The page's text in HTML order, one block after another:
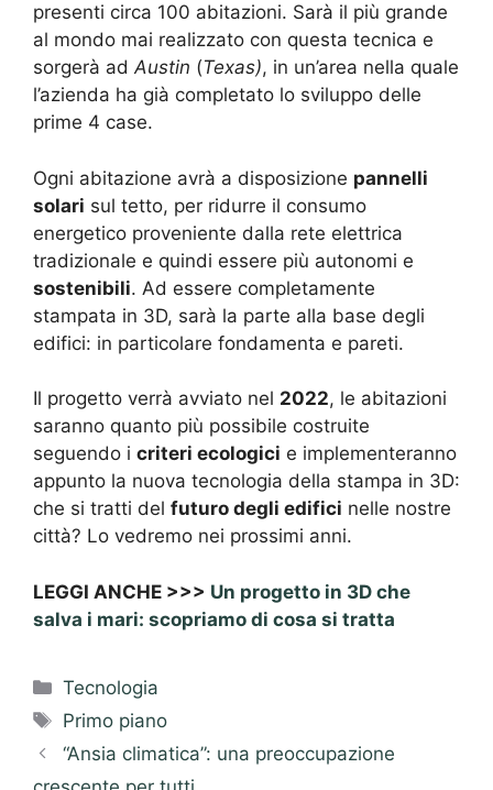
presenti circa 100 abitazioni. Sarà il più grande
al mondo mai realizzato con questa tecnica e
sorgerà adAustin (Texas), in un’area nella quale
l’azienda ha già completato lo sviluppo delle
prime 4 case.
Ogni abitazione avrà a disposizione pannelli
solari sul tetto, per ridurre il consumo
energetico proveniente dalla rete elettrica
tradizionale e quindi essere più autonomi e
sostenibili. Ad essere completamente
stampata in 3D, sarà la parte alla base degli
edifici: in particolare fondamenta e pareti.
Il progetto verrà avviato nel 2022, le abitazioni
saranno quanto più possibile costruite
seguendo i criteri ecologici e implementeranno
appunto la nuova tecnologia della stampa in 3D:
che si tratti del futuro degli edifici nelle nostre
città? Lo vedremo nei prossimi anni.
LEGGI ANCHE >>> Un progetto in 3D che
salva i mari: scopriamo di cosa si tratta
Categorie
Tecnologia
Tag
Primo piano
“Ansia climatica”: una preoccupazione